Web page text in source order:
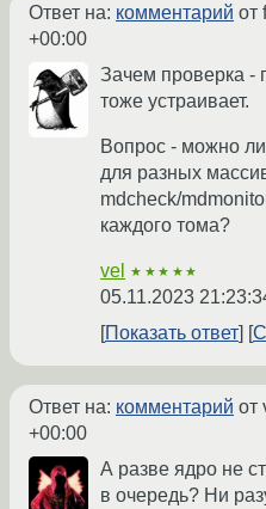
Ответ на: комментарий от
+00:00
Зачем проверка -
тоже устраивает.
Вопрос - можно
для разных
mdcheck/
каждого тома?
vel ★★★★★
05.11.2023
Показать ответ
Ответ на: комментарий от
+00:00
А разве ядро не
в очередь? Ни